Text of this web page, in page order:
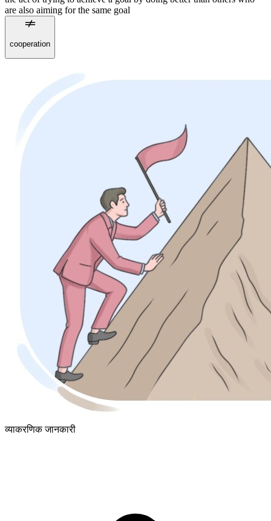
are also aiming for the same goal
cooperation
व्याकरणिक जानकारी